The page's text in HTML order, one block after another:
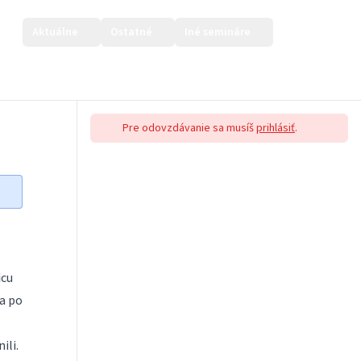
po
Pre odovzdávanie sa musíšprihlásiť.